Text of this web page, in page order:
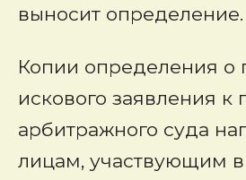
выносит определение.
Копии определения о
искового заявления к
арбитражного суда
лицам, участвующим